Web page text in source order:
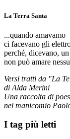
La Terra Santa
...quando amavamo
ci facevano gli
perché, dicevano,
non può amare
Versi tratti da "La
di Alda Merini
Una raccolta di
nel manicomio
I tag più letti